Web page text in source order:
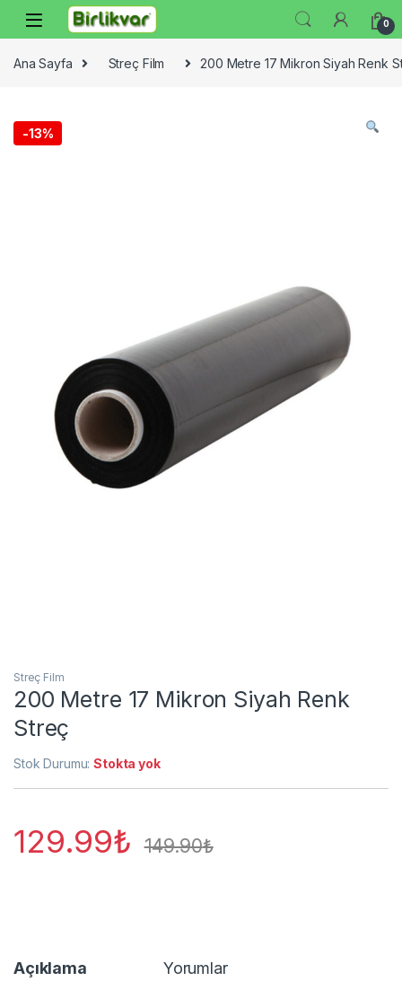
Skip to navigation
Skip to content
0
Ana Sayfa Streç Film 200 Metre 17 Mikron Siyah Renk
-13%
Streç Film
200 Metre 17 Mikron Siyah Renk
Streç
Stok Durumu:Stokta yok
129.99₺ 149.90₺
Açıklama Yorumlar